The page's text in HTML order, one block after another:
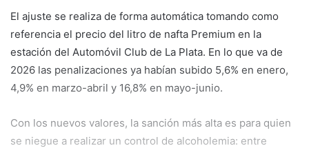
El ajuste se realiza de forma automática tomando como
referencia el precio del litro de nafta Premium en la
estación del Automóvil Club de La Plata. En lo que va de
2026 las penalizaciones ya habían subido 5,6% en enero,
4,9% en marzo-abril y 16,8% en mayo-junio.
Con los nuevos valores, la sanción más alta es para quien
se niegue a realizar un control de alcoholemia: entre